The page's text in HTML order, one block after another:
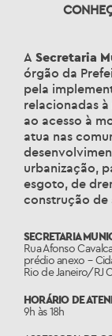
A Secretaria
órgão da
pela
relacionadas
ao acesso à
atua nas
urbanização,
esgoto, de
construção de
SECRETARIA
Rua Afonso
prédio anexo –
Rio de Janeiro/RJ
HORÁRIO DE
9h às 18h